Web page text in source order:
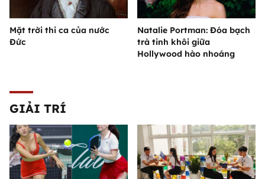
Mặt trời thi ca của nước
Đức
Natalie Portman: Đóa bạch
trà tinh khôi giữa
Hollywood hào nhoáng
GIẢI TRÍ